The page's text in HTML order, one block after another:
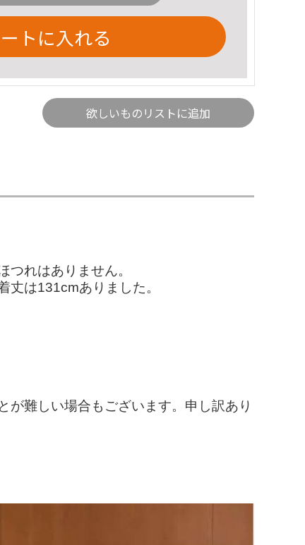
トに入れる
欲しいものリストに追加
れはありません。
丈は131cmありました。
が難しい場合もございます。申し訳あり